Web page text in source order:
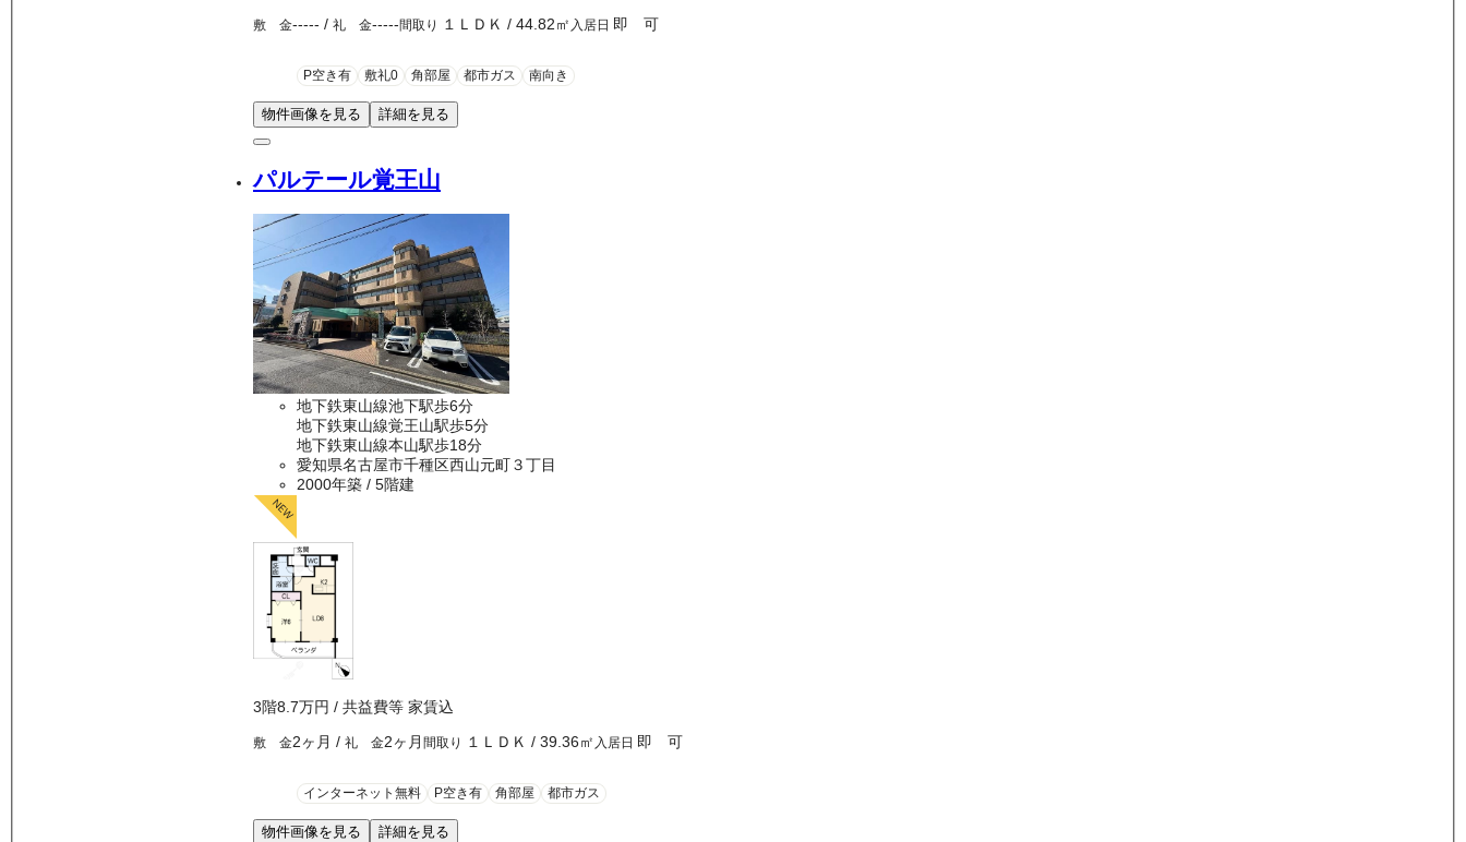
敷 金----- / 礼 金-----間取り １ＬＤＫ / 44.82㎡ 入居日 即 可
P空き有 敷礼0 角部屋 都市ガス 南向き
物件画像を見る 詳細を見る
パルテール覚王山
地下鉄東山線池下駅歩6分
地下鉄東山線覚王山駅歩5分
地下鉄東山線本山駅歩18分
愛知県名古屋市千種区西山元町３丁目
2000年築 / 5階建
3階8.7万円 / 共益費等 家賃込
敷 金2ヶ月 / 礼 金2ヶ月 間取り １ＬＤＫ / 39.36㎡ 入居日 即 可
インターネット無料 P空き有 角部屋 都市ガス
物件画像を見る 詳細を見る